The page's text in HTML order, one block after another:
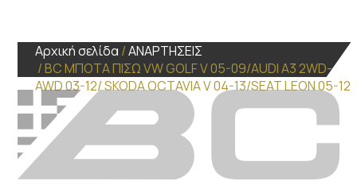
Αρχική σελίδα /ΑΝΑΡΤΗΣΕΙΣ
/ BC ΜΠΟΤΑ ΠΙΣΩ VW GOLF V 05-09/AUDI A3 2WD-
AWD 03-12/ SKODA OCTAVIA V 04-13/SEAT LEON 05-12